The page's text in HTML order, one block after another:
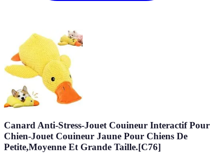
Canard Anti-Stress-Jouet Couineur Interactif Pour
Chien-Jouet Couineur Jaune Pour Chiens De
Petite,Moyenne Et Grande Taille.[C76]